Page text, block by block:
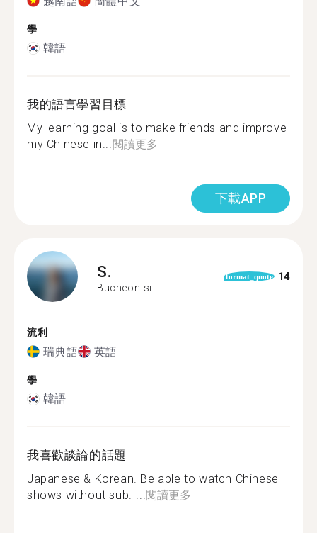
學
韓語
我的語言學習目標
My learning goal is to make friends and improve
my Chinese in...閱讀更多
下載APP
S.
Bucheon-si
format_quote 14
流利
瑞典語 英語
學
韓語
我喜歡談論的話題
Japanese & Korean. Be able to watch Chinese
shows without sub.I...閱讀更多